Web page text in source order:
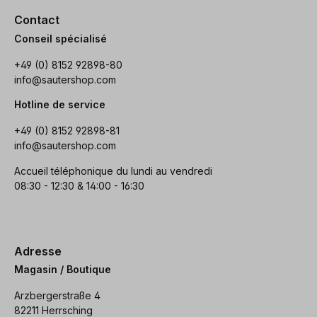
Contact
Conseil spécialisé
+49 (0) 8152 92898-80
info@sautershop.com
Hotline de service
+49 (0) 8152 92898-81
info@sautershop.com
Accueil téléphonique du lundi au vendredi
08:30 - 12:30 & 14:00 - 16:30
Adresse
Magasin / Boutique
Arzbergerstraße 4
82211 Herrsching